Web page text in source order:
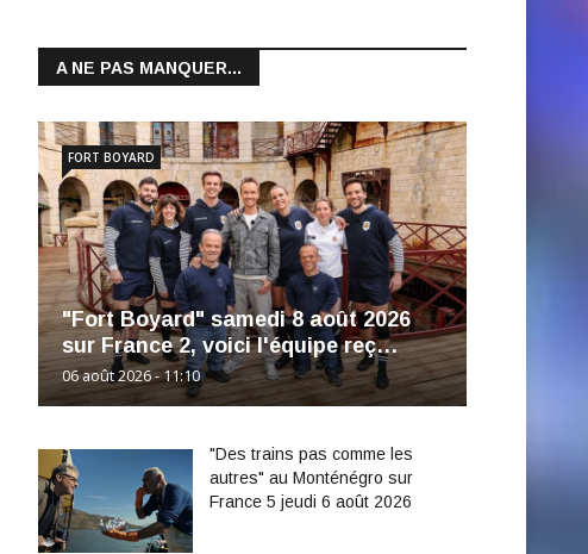
A NE PAS MANQUER...
"Fort Boyard" samedi 8 août 2026
sur France 2, voici l'équipe reç…
06 août 2026 - 11:10
FORT BOYARD
"Des trains pas comme les
autres" au Monténégro sur
France 5 jeudi 6 août 2026